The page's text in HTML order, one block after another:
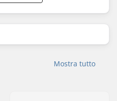
Mostra tutto